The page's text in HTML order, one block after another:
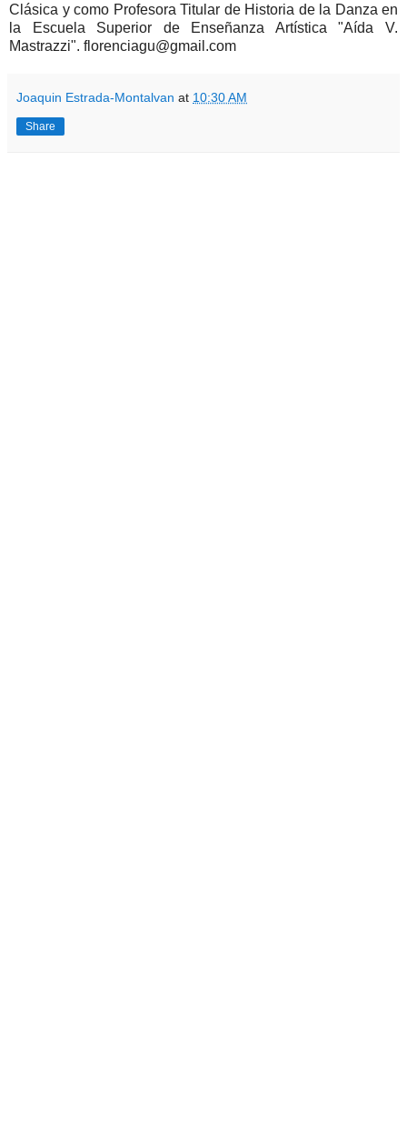
Clásica y como Profesora Titular de Historia de la Danza en
la Escuela Superior de Enseñanza Artística "Aída V.
Mastrazzi". florenciagu@gmail.com
Joaquin Estrada-Montalvan at 10:30 AM
Share